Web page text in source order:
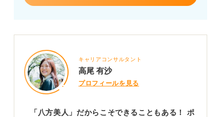
キャリアコンサルタント
高尾 有沙
プロフィールを見る
「八方美人」だからこそできることもある！ ポ